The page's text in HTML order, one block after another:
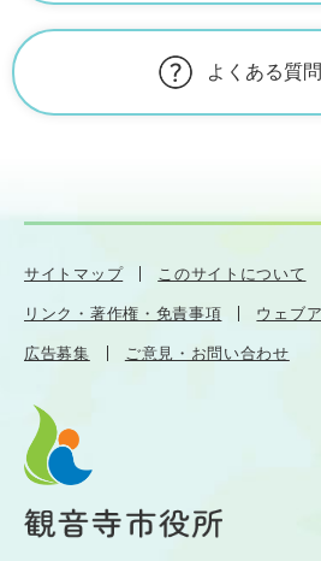
よくある質
サイトマップ このサイトについて
リンク・著作権・免責事項 ウェブ
広告募集 ご意見・お問い合わせ